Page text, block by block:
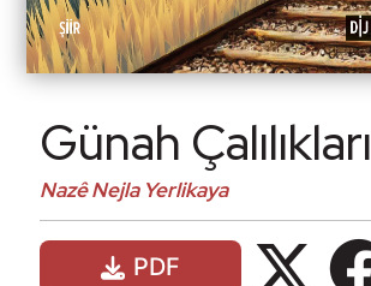
Günah Çalılıkları
Nazê Nejla Yerlikaya
PDF